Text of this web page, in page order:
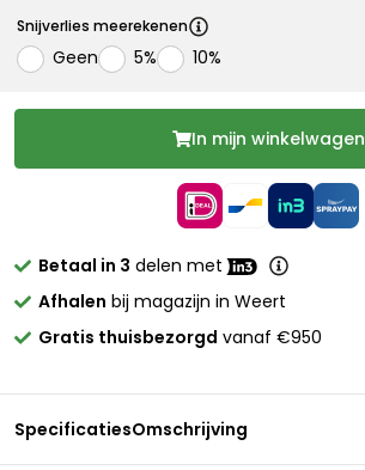
Snijverlies meerekenen
Geen 5% 10%
In mijn winkelwagen
Betaal in 3 delen met
Afhalen bij magazijn in Weert
Gratis thuisbezorgd vanaf €950
SpecificatiesOmschrijving